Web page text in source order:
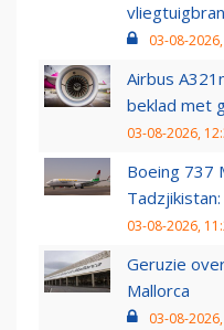
03-08-
Airbus
beklad met
03-08-2026,
Boeing 737
03-08-2026,
Geruzie
Mallorca
03-08-